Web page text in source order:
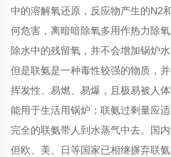
中的溶解氧还原，反应物产生的N2
何危害，离暗暗除氧多用作热力除
除水中的残留氧，并不会增加锅炉水
但是联氨是一种毒性较强的物质，
挥发性、易燃、易爆，且极易被人
能用于生活用锅炉；联氨过剩量应
完全的联氨带人到水蒸气中去。国
但欧、美、日等国家已相继摒弃联